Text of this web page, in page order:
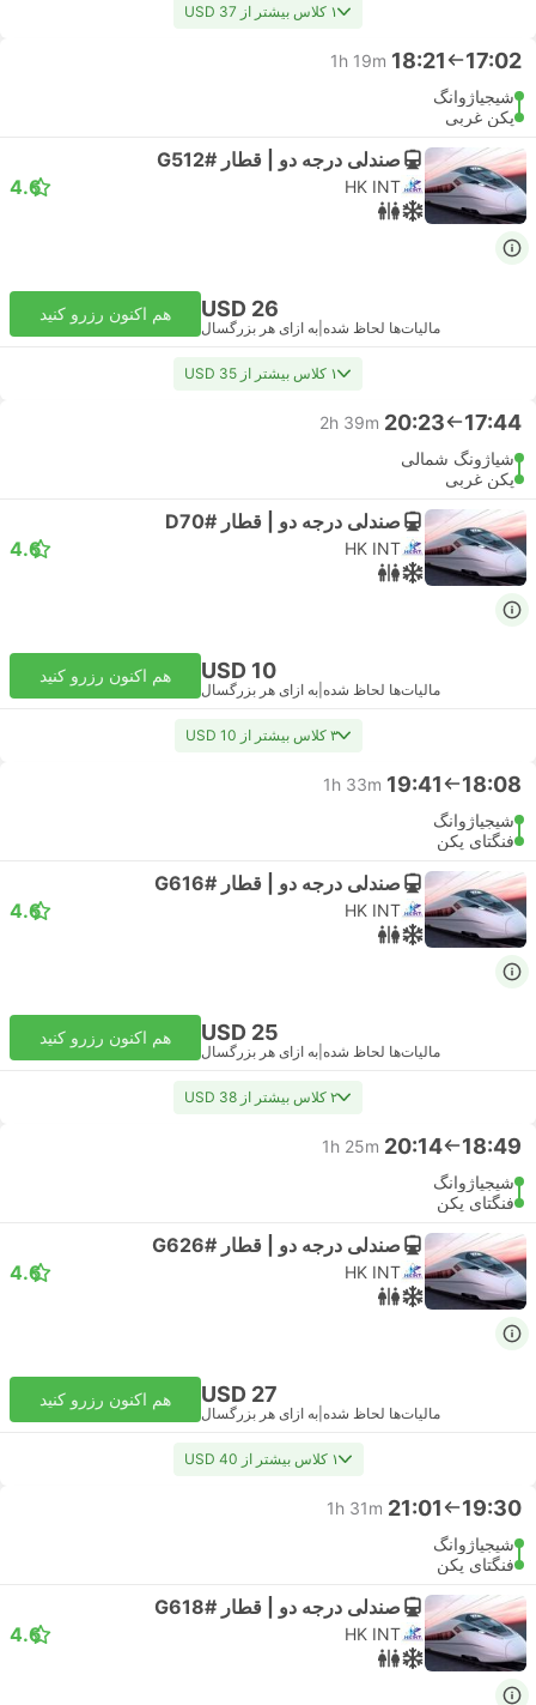
۱ کلاس بیشتر از USD 37
17:02
18:21
1h 19m
شیجیاژوانگ
پکن غربی
صندلی درجه دو | قطار #G512
HK INT
4.6
USD 26
مالیات‌ها لحاظ شده به ازای هر بزرگسال
هم اکنون رزرو کنید
۱ کلاس بیشتر از USD 35
17:44
20:23
2h 39m
شیاژونگ شمالی
پکن غربی
صندلی درجه دو | قطار #D70
HK INT
4.6
USD 10
مالیات‌ها لحاظ شده به ازای هر بزرگسال
هم اکنون رزرو کنید
۳ کلاس بیشتر از USD 10
18:08
19:41
1h 33m
شیجیاژوانگ
فنگتای پکن
صندلی درجه دو | قطار #G616
HK INT
4.6
USD 25
مالیات‌ها لحاظ شده به ازای هر بزرگسال
هم اکنون رزرو کنید
۲ کلاس بیشتر از USD 38
18:49
20:14
1h 25m
شیجیاژوانگ
فنگتای پکن
صندلی درجه دو | قطار #G626
HK INT
4.6
USD 27
مالیات‌ها لحاظ شده به ازای هر بزرگسال
هم اکنون رزرو کنید
۱ کلاس بیشتر از USD 40
19:30
21:01
1h 31m
شیجیاژوانگ
فنگتای پکن
صندلی درجه دو | قطار #G618
HK INT
4.6